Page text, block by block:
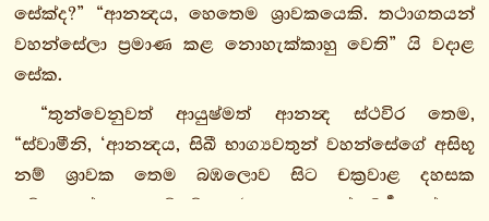
3.
2.
1
2.
සේක්ද?” “ආනන්‍දය, හෙතෙම ශ්‍රාවකයෙකි. තථාගතයන්
වහන්සේලා ප්‍රමාණ කළ නොහැක්කාහු වෙති” යි වදාළ
සේක.
“තුන්වෙනුවත් ආයුෂ්මත් ආනන්‍ද ස්ථවිර තෙම,
“ස්වාමීනි, ‘ආනන්‍දය, සිඛී භාග්‍යවතුන් වහන්සේගේ අසිභූ
නම් ශ්‍රාවක තෙම බඹලොව සිට චක්‍රවාළ දහසක
ශබ්දයෙන් හැඟෙව්වේය. (ඇසෙන සේ ධර්‍ම දේශනා